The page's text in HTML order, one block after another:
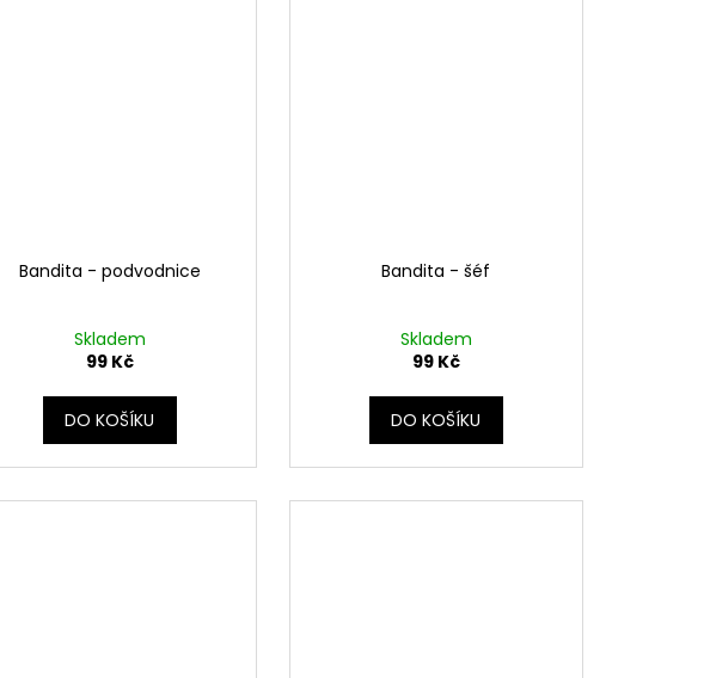
Bandita - podvodnice
Skladem
99 Kč
DO KOŠÍKU
Bandita - šéf
Skladem
99 Kč
DO KOŠÍKU